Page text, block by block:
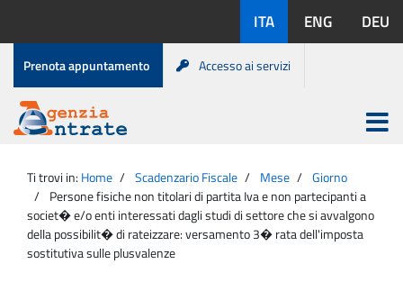
contenuto
disponibili:
ITA ENG DEU
Menu
di
servizio
Prenota appuntamento Accesso ai servizi
Agenzia
Entrate
Apri
menu
principale
Ti trovi in: Home Scadenzario Fiscale Mese
Giorno
Persone fisiche non titolari di partita Iva e non partecipanti a
societ� e/o enti interessati dagli studi di settore che si avvalgono
della possibilit� di rateizzare: versamento 3� rata dell'imposta
sostitutiva sulle plusvalenze